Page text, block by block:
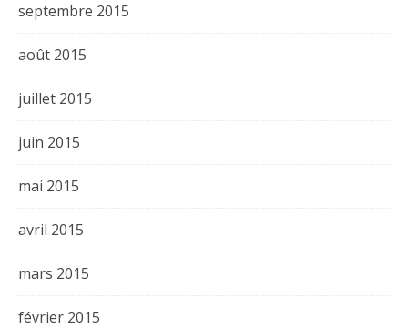
septembre 2015
août 2015
juillet 2015
juin 2015
mai 2015
avril 2015
mars 2015
février 2015